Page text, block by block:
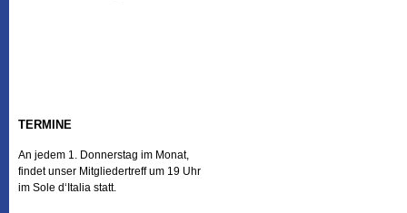
TERMINE
An jedem 1. Donnerstag im Monat,
findet unser Mitgliedertreff um 19 Uhr
im Sole d‘Italia statt.